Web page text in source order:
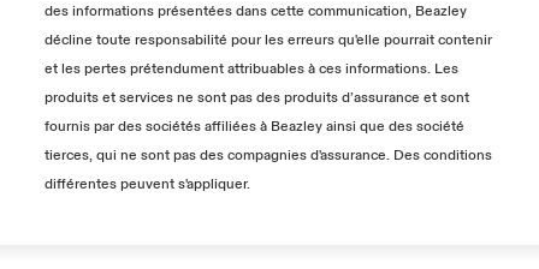
des informations présentées dans cette communication, Beazley
décline toute responsabilité pour les erreurs qu'elle pourrait contenir
et les pertes prétendument attribuables à ces informations. Les
produits et services ne sont pas des produits d’assurance et sont
fournis par des sociétés affiliées à Beazley ainsi que des société
tierces, qui ne sont pas des compagnies d'assurance. Des conditions
différentes peuvent s'appliquer.